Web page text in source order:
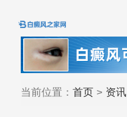
当前位置： 首页> 资讯